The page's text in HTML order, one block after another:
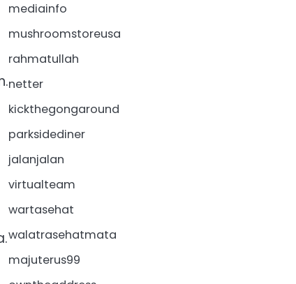
mediainfo
mushroomstoreusa
rahmatullah
netter
kickthegongaround
parksidediner
jalanjalan
virtualteam
wartasehat
walatrasehatmata
majuterus99